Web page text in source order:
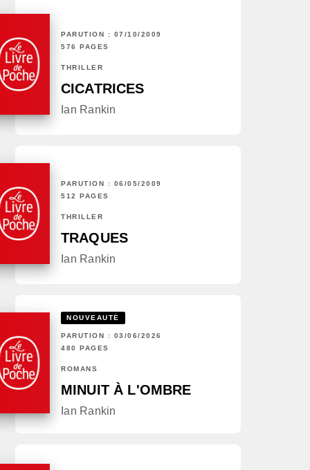
PARUTION : 07/10/2009
576 PAGES
THRILLER
CICATRICES
Ian Rankin
PARUTION : 06/05/2009
512 PAGES
THRILLER
TRAQUES
Ian Rankin
NOUVEAUTÉ
PARUTION : 03/06/2026
480 PAGES
ROMANS
MINUIT À L'OMBRE
Ian Rankin